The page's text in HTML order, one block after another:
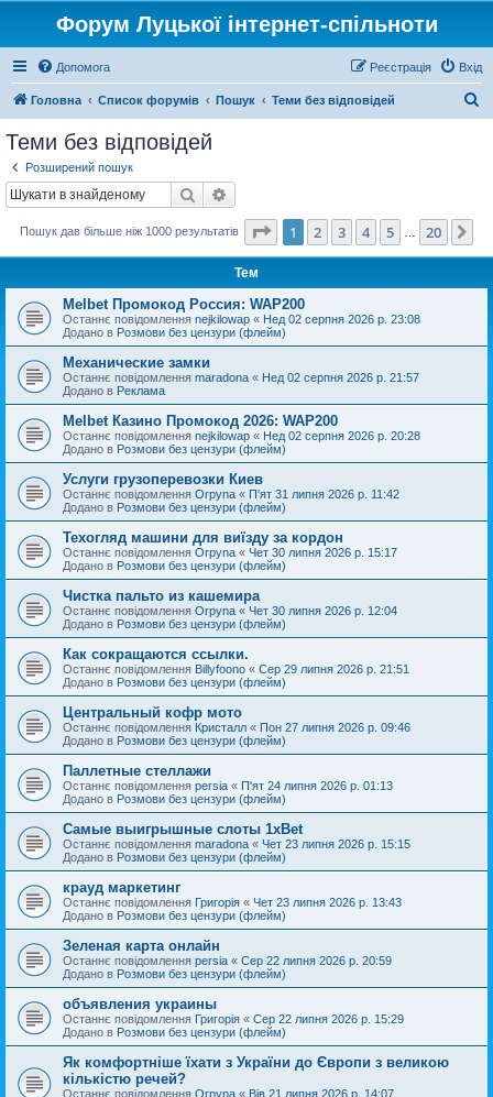
Форум Луцької інтернет-спільноти
Допомога Вхід
Реєстрація
Головна Список форумів Пошук Теми без відповідей
Теми без відповідей
Розширений пошук
Пошук
Пошук дав більше ніж 1000 результатів Сторінка 1 20
1 2 3 4 5 20
Тем
Melbet Промокод Россия: WAP200
Останнє повідомлення nejkilowap « Нед 02 серпня 2026 р. 23:08
Додано в Розмови без цензури (флейм)
Механические замки
Останнє повідомлення maradona « Нед 02 серпня 2026 р. 21:57
Додано в Реклама
Melbet Казино Промокод 2026: WAP200
Останнє повідомлення nejkilowap « Нед 02 серпня 2026 р. 20:28
Додано в Розмови без цензури (флейм)
Услуги грузоперевозки Киев
Останнє повідомлення Orpyna « П'ят 31 липня 2026 р. 11:42
Додано в Розмови без цензури (флейм)
Техогляд машини для виїзду за кордон
Останнє повідомлення Orpyna « Чет 30 липня 2026 р. 15:17
Додано в Розмови без цензури (флейм)
Чистка пальто из кашемира
Останнє повідомлення Orpyna « Чет 30 липня 2026 р. 12:04
Додано в Розмови без цензури (флейм)
Как сокращаются ссылки.
Останнє повідомлення Billyfoono « Сер 29 липня 2026 р. 21:51
Додано в Розмови без цензури (флейм)
Центральный кофр мото
Останнє повідомлення Кристалл « Пон 27 липня 2026 р. 09:46
Додано в Розмови без цензури (флейм)
Паллетные стеллажи
Останнє повідомлення persia « П'ят 24 липня 2026 р. 01:13
Додано в Розмови без цензури (флейм)
Самые выигрышные слоты 1xBet
Останнє повідомлення maradona « Чет 23 липня 2026 р. 15:15
Додано в Розмови без цензури (флейм)
крауд маркетинг
Останнє повідомлення Григорія « Чет 23 липня 2026 р. 13:43
Додано в Розмови без цензури (флейм)
Зеленая карта онлайн
Останнє повідомлення persia « Сер 22 липня 2026 р. 20:59
Додано в Розмови без цензури (флейм)
объявления украины
Останнє повідомлення Григорія « Сер 22 липня 2026 р. 15:29
Додано в Розмови без цензури (флейм)
Як комфортніше їхати з України до Європи з великою
кількістю речей?
Останнє повідомлення Orpyna « Вів 21 липня 2026 р. 14:07